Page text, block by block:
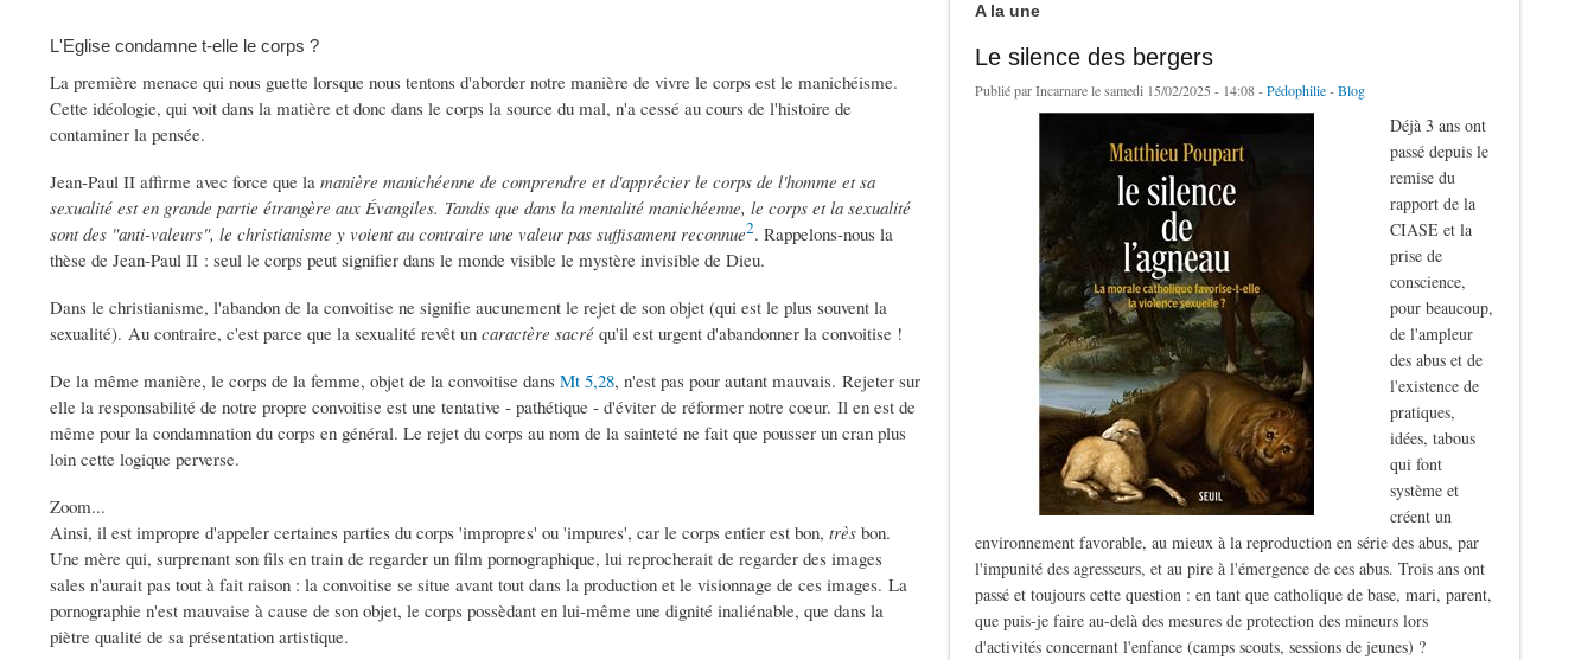
L'Eglise condamne t-elle le corps ?
La première menace qui nous guette lorsque nous tentons d'aborder notre manière de vivre le corps est le manichéisme.
Cette idéologie, qui voit dans la matière et donc dans le corps la source du mal, n'a cessé au cours de l'histoire de
contaminer la pensée.
Jean-Paul II affirme avec force que la manière manichéenne de comprendre et d'apprécier le corps de l'homme et sa
sexualité est en grande partie étrangère aux Évangiles. Tandis que dans la mentalité manichéenne, le corps et la sexualité
sont des "anti-valeurs", le christianisme y voient au contraire une valeur pas suffisament reconnue2. Rappelons-nous la
thèse de Jean-Paul II : seul le corps peut signifier dans le monde visible le mystère invisible de Dieu.
Dans le christianisme, l'abandon de la convoitise ne signifie aucunement le rejet de son objet (qui est le plus souvent la
sexualité). Au contraire, c'est parce que la sexualité revêt un caractère sacré qu'il est urgent d'abandonner la convoitise !
De la même manière, le corps de la femme, objet de la convoitise dans Mt 5,28, n'est pas pour autant mauvais. Rejeter sur
elle la responsabilité de notre propre convoitise est une tentative - pathétique - d'éviter de réformer notre coeur. Il en est de
même pour la condamnation du corps en général. Le rejet du corps au nom de la sainteté ne fait que pousser un cran plus
loin cette logique perverse.
Zoom...
Ainsi, il est impropre d'appeler certaines parties du corps 'impropres' ou 'impures', car le corps entier est bon, très bon.
Une mère qui, surprenant son fils en train de regarder un film pornographique, lui reprocherait de regarder des images
sales n'aurait pas tout à fait raison : la convoitise se situe avant tout dans la production et le visionnage de ces images. La
pornographie n'est mauvaise à cause de son objet, le corps possèdant en lui-même une dignité inaliénable, que dans la
piètre qualité de sa présentation artistique.
A la une
Le silence des bergers
Publié parIncarnarele samedi 15/02/2025 - 14:08 -Pédophilie-Blog
Déjà 3 ans ont
passé depuis le
remise du
rapport de la
CIASE et la
prise de
conscience,
pour beaucoup,
de l'ampleur
des abus et de
l'existence de
pratiques,
idées, tabous
qui font
système et
créent un
environnement favorable, au mieux à la reproduction en série des abus, par
l'impunité des agresseurs, et au pire à l'émergence de ces abus. Trois ans ont
passé et toujours cette question : en tant que catholique de base, mari, parent,
que puis-je faire au-delà des mesures de protection des mineurs lors
d'activités concernant l'enfance (camps scouts, sessions de jeunes) ?